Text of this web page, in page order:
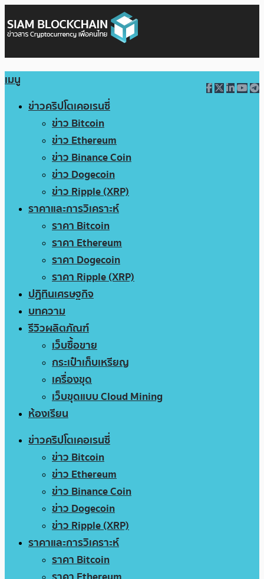
เมนู
ข่าวคริปโตเคอเรนซี่
ข่าว Bitcoin
ข่าว Ethereum
ข่าว Binance Coin
ข่าว Dogecoin
ข่าว Ripple (XRP)
ราคาและการวิเคราะห์
ราคา Bitcoin
ราคา Ethereum
ราคา Dogecoin
ราคา Ripple (XRP)
ปฏิทินเศรษฐกิจ
บทความ
รีวิวผลิตภัณฑ์
เว็บซื้อขาย
กระเป๋าเก็บเหรียญ
เครื่องขุด
เว็บขุดแบบ Cloud Mining
ห้องเรียน
ข่าวคริปโตเคอเรนซี่
ข่าว Bitcoin
ข่าว Ethereum
ข่าว Binance Coin
ข่าว Dogecoin
ข่าว Ripple (XRP)
ราคาและการวิเคราะห์
ราคา Bitcoin